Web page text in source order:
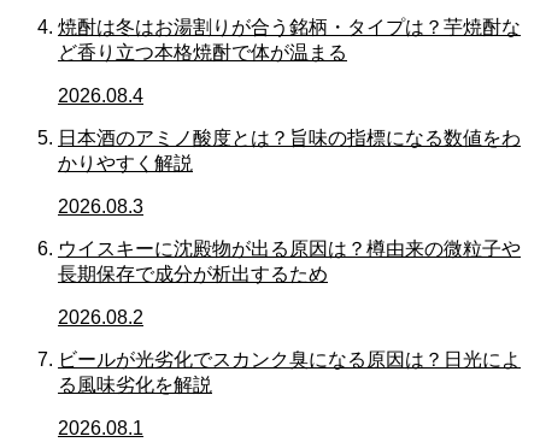
焼酎は冬はお湯割りが合う銘柄・タイプは？芋焼酎な
ど香り立つ本格焼酎で体が温まる
2026.08.4
日本酒のアミノ酸度とは？旨味の指標になる数値をわ
かりやすく解説
2026.08.3
ウイスキーに沈殿物が出る原因は？樽由来の微粒子や
長期保存で成分が析出するため
2026.08.2
ビールが光劣化でスカンク臭になる原因は？日光によ
る風味劣化を解説
2026.08.1